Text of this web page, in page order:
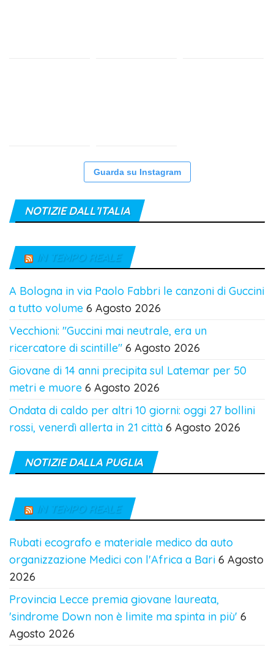
Guarda su Instagram
NOTIZIE DALL’ITALIA
IN TEMPO REALE
A Bologna in via Paolo Fabbri le canzoni di Guccini
a tutto volume 6 Agosto 2026
Vecchioni: "Guccini mai neutrale, era un
ricercatore di scintille" 6 Agosto 2026
Giovane di 14 anni precipita sul Latemar per 50
metri e muore 6 Agosto 2026
Ondata di caldo per altri 10 giorni: oggi 27 bollini
rossi, venerdì allerta in 21 città 6 Agosto 2026
NOTIZIE DALLA PUGLIA
IN TEMPO REALE
Rubati ecografo e materiale medico da auto
organizzazione Medici con l'Africa a Bari 6 Agosto
2026
Provincia Lecce premia giovane laureata,
'sindrome Down non è limite ma spinta in più' 6
Agosto 2026